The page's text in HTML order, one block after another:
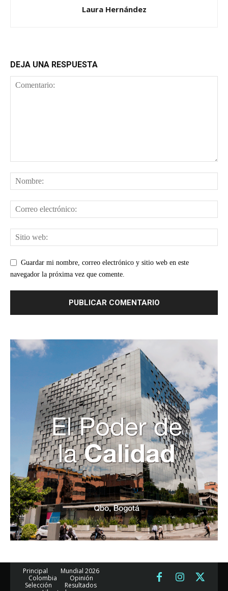
Laura Hernández
DEJA UNA RESPUESTA
Guardar mi nombre, correo electrónico y sitio web en este
navegador la próxima vez que comente.
Principal
Mundial 2026
Colombia
Opinión
Selección
Resultados